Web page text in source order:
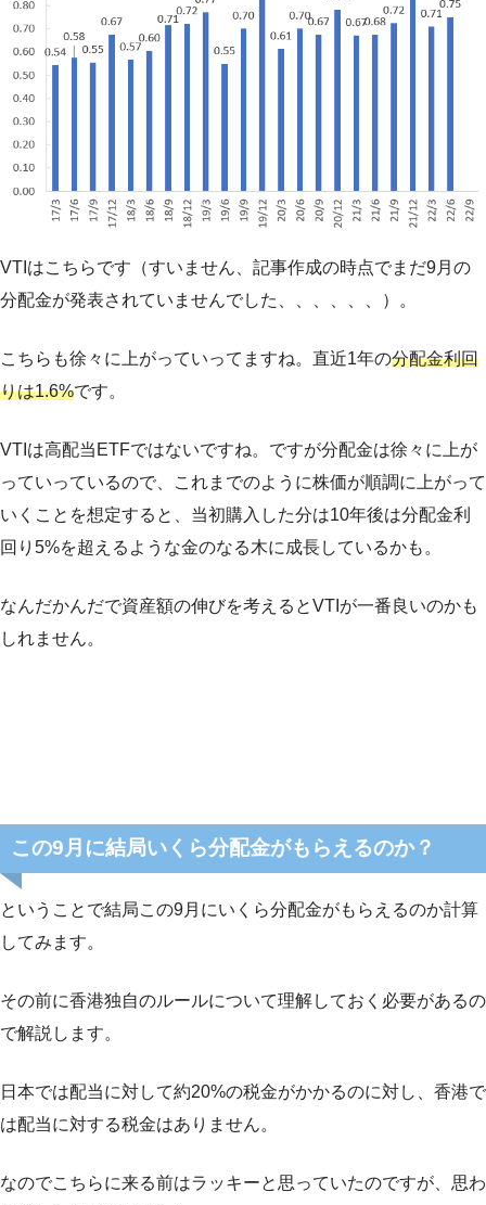
VTIはこちらです（すいません、記事作成の時点でまだ9月の
分配金が発表されていませんでした、、、、、、）。
こちらも徐々に上がっていってますね。直近1年の分配金利回
りは1.6%です。
VTIは高配当ETFではないですね。ですが分配金は徐々に上が
っていっているので、これまでのように株価が順調に上がって
いくことを想定すると、当初購入した分は10年後は分配金利
回り5%を超えるような金のなる木に成長しているかも。
なんだかんだで資産額の伸びを考えるとVTIが一番良いのかも
しれません。
この9月に結局いくら分配金がもらえるのか？
ということで結局この9月にいくら分配金がもらえるのか計算
してみます。
その前に香港独自のルールについて理解しておく必要があるの
で解説します。
日本では配当に対して約20%の税金がかかるのに対し、香港で
は配当に対する税金はありません。
なのでこちらに来る前はラッキーと思っていたのですが、思わ